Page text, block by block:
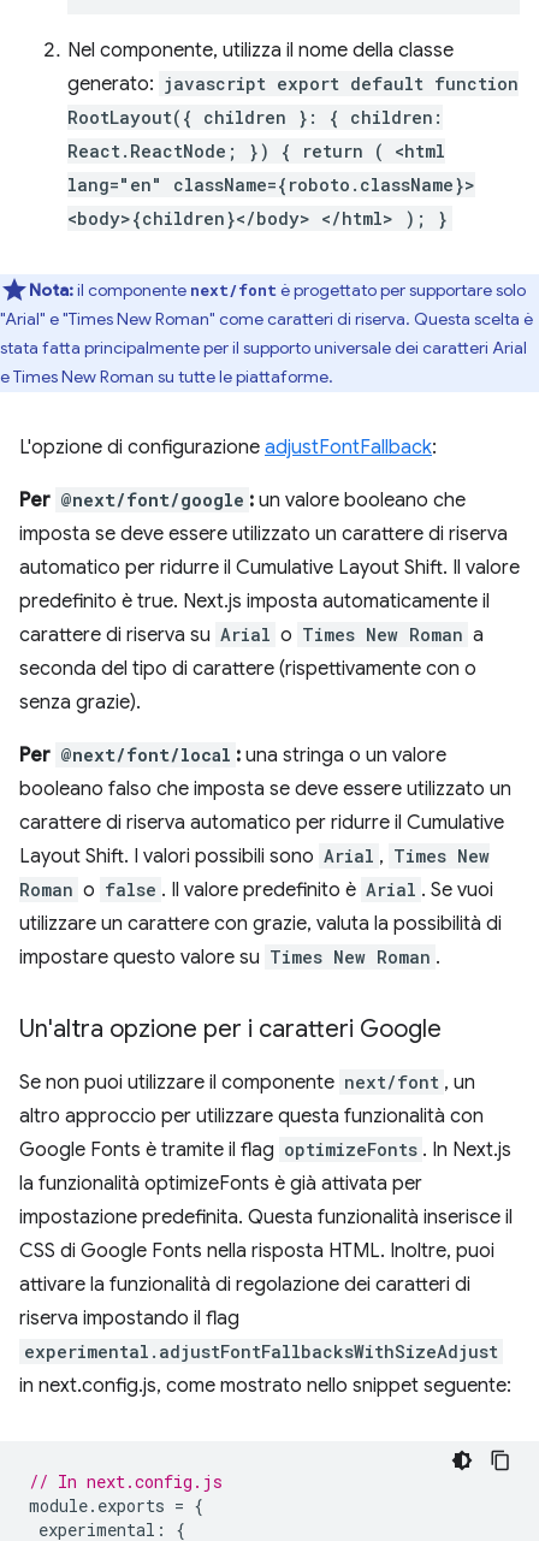
Nel componente, utilizza il nome della classe
generato: javascript export default function
RootLayout({ children }: { children:
React.ReactNode; }) { return ( <html
lang="en" className={roboto.className}>
<body>{children}</body> </html> ); }
Nota:il componente next/font è progettato per supportare solo
"Arial" e "Times New Roman" come caratteri di riserva. Questa scelta è
stata fatta principalmente per il supporto universale dei caratteri Arial
e Times New Roman su tutte le piattaforme.
L'opzione di configurazione adjustFontFallback:
Per @next/font/google : un valore booleano che
imposta se deve essere utilizzato un carattere di riserva
automatico per ridurre il Cumulative Layout Shift. Il valore
predefinito è true. Next.js imposta automaticamente il
carattere di riserva su Arial o Times New Roman a
seconda del tipo di carattere (rispettivamente con o
senza grazie).
Per @next/font/local : una stringa o un valore
booleano falso che imposta se deve essere utilizzato un
carattere di riserva automatico per ridurre il Cumulative
Layout Shift. I valori possibili sono Arial , Times New
Roman o false . Il valore predefinito è Arial . Se vuoi
utilizzare un carattere con grazie, valuta la possibilità di
impostare questo valore su Times New Roman .
Un'altra opzione per i caratteri Google
Se non puoi utilizzare il componente next/font , un
altro approccio per utilizzare questa funzionalità con
Google Fonts è tramite il flag optimizeFonts . In Next.js
la funzionalità optimizeFonts è già attivata per
impostazione predefinita. Questa funzionalità inserisce il
CSS di Google Fonts nella risposta HTML. Inoltre, puoi
attivare la funzionalità di regolazione dei caratteri di
riserva impostando il flag
experimental.adjustFontFallbacksWithSizeAdjust
in next.config.js, come mostrato nello snippet seguente:
// In next.config.js
module. exports = {
experimental : {